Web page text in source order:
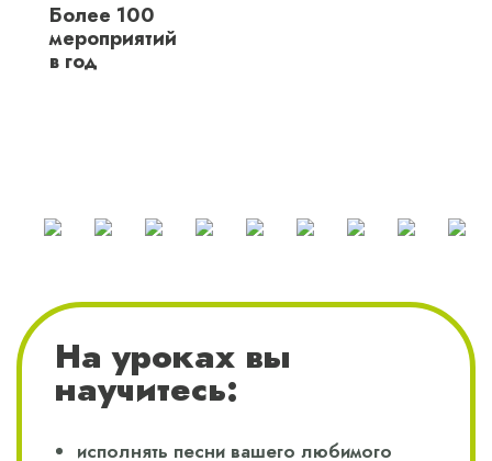
Более 100
мероприятий
в год
На уроках вы
научитесь:
исполнять песни вашего любимого